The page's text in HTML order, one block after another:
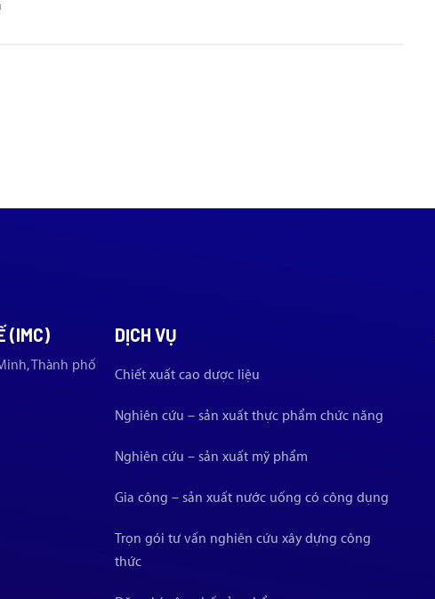
(IMC)
Thành phố
DỊCH VỤ
Chiết xuất cao dược liệu
Nghiên cứu – sản xuất thực phẩm chức năng
Nghiên cứu – sản xuất mỹ phẩm
Gia công – sản xuất nước uống có công dụng
Trọn gói tư vấn nghiên cứu xây dựng công
thức